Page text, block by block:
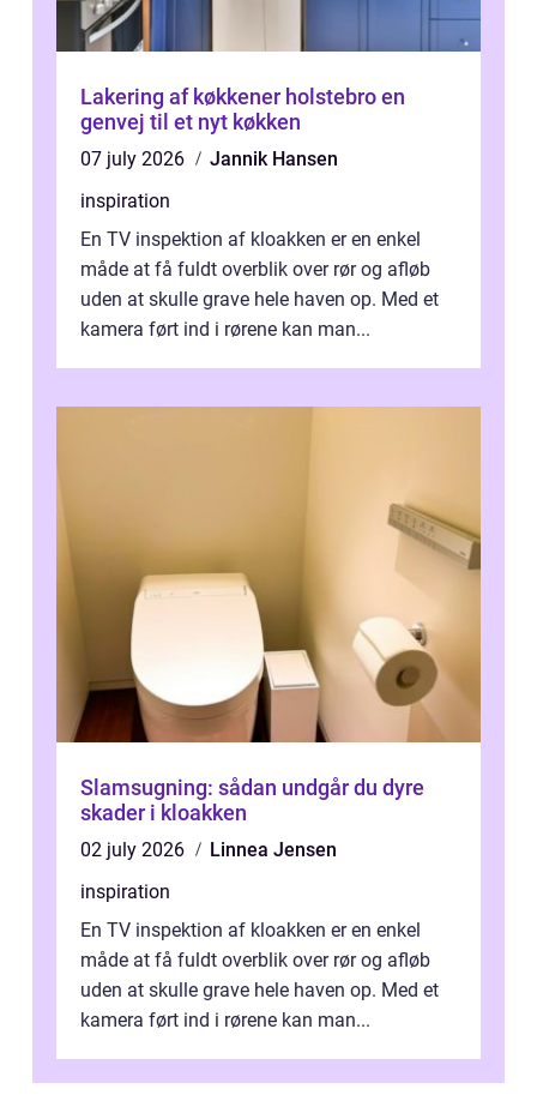
Lakering af køkkener holstebro en
genvej til et nyt køkken
07 july 2026
Jannik Hansen
inspiration
En TV inspektion af kloakken er en enkel
måde at få fuldt overblik over rør og afløb
uden at skulle grave hele haven op. Med et
kamera ført ind i rørene kan man...
Slamsugning: sådan undgår du dyre
skader i kloakken
02 july 2026
Linnea Jensen
inspiration
En TV inspektion af kloakken er en enkel
måde at få fuldt overblik over rør og afløb
uden at skulle grave hele haven op. Med et
kamera ført ind i rørene kan man...